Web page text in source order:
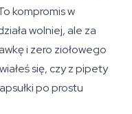
kompromis w
wolniej, ale za
i zero ziołowego
się, czy z pipety
po prostu